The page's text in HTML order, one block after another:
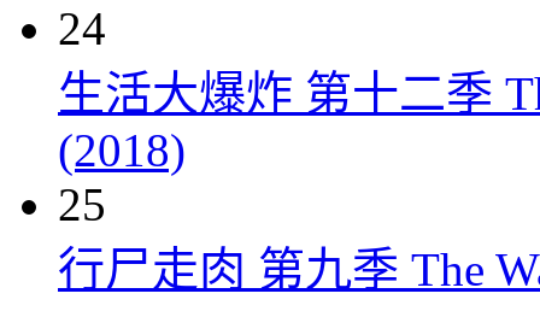
24
生活大爆炸 第十二季
(2018)
25
行尸走肉 第九季 The